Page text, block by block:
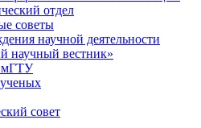
отдел
советы
научной деятельности
научный вестник»
совет